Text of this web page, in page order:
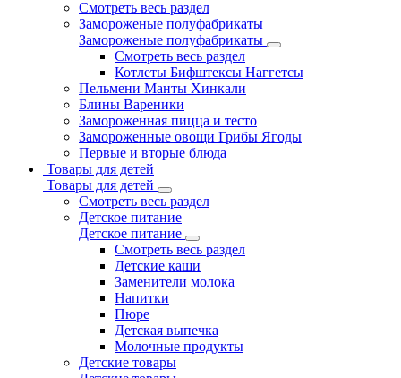
Смотреть весь раздел
Замороженые полуфабрикаты
Замороженые полуфабрикаты
Смотреть весь раздел
Котлеты Бифштексы Наггетсы
Пельмени Манты Хинкали
Блины Вареники
Замороженная пицца и тесто
Замороженные овощи Грибы Ягоды
Первые и вторые блюда
Товары для детей
Товары для детей
Смотреть весь раздел
Детское питание
Детское питание
Смотреть весь раздел
Детские каши
Заменители молока
Напитки
Пюре
Детская выпечка
Молочные продукты
Детские товары